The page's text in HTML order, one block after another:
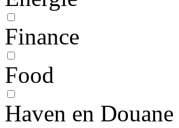
Finance
Food
Haven en Douane